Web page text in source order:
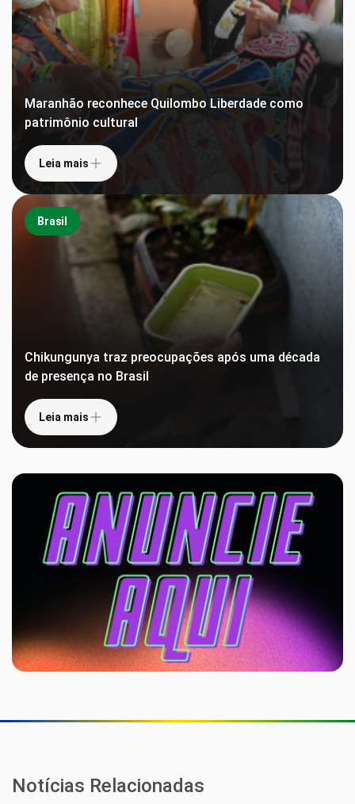
Maranhão reconhece Quilombo Liberdade como
patrimônio cultural
Leia mais
Brasil
Chikungunya traz preocupações após uma década
de presença no Brasil
Leia mais
Notícias Relacionadas